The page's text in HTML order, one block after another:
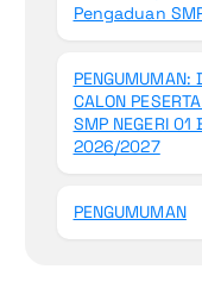
Pengaduan
PENGUMUMAN:
CALON
SMP NEGERI 01
2026/2027
PENGUMUMAN